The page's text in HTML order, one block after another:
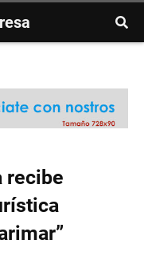
recibe